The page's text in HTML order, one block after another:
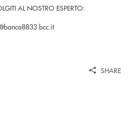
AL NOSTRO ESPERTO:
SHARE